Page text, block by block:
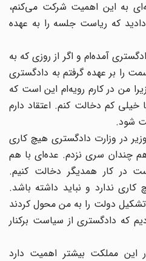
به این اهمیت شرکت می‌کنم،
که ریاست جلسه را به عهده
آمده‌ام و اگر از روزی که به
را بر عهده گرفتم به دادگستری
من در کارم رویه‌ام این است که
کم دخالت کنم. اعتقاد دارم
شود.
وزارت دادگستری هیچ کاری
چندان سری نزدم. عده‌ای با هم
در کار همدیگر دخالت کنیم.
ندارد و نباید داشته باشد.
دولت را به من محول کردند
که دادگستری از سیاست برکنار
مملکت بیشتر اهمیت دارد